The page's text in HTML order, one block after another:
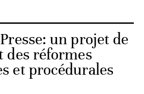
Presse: un projet de
réformes
et procédurales